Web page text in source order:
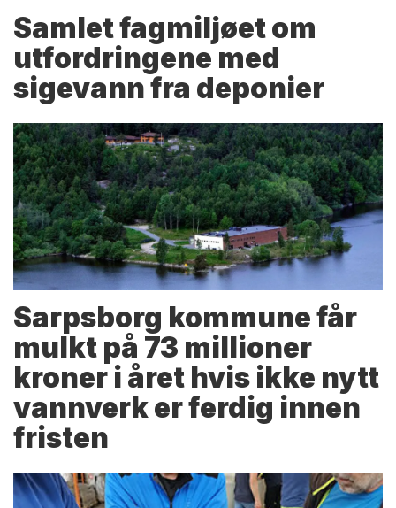
Samlet fagmiljøet om
utfordringene med
sigevann fra deponier
Sarpsborg kommune får
mulkt på 73 millioner
kroner i året hvis ikke nytt
vannverk er ferdig innen
fristen